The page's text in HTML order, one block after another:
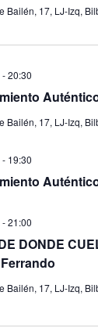
Bailén, 17, LJ-Izq,
-20:30
Bailén, 17, LJ-Izq,
- 19:30
DONDE
-21:00
Bailén, 17, LJ-Izq,